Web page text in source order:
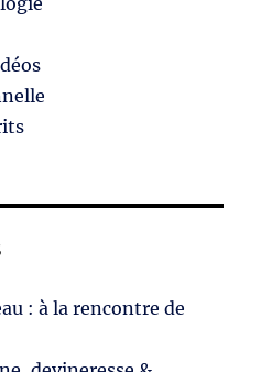
: à la rencontre de